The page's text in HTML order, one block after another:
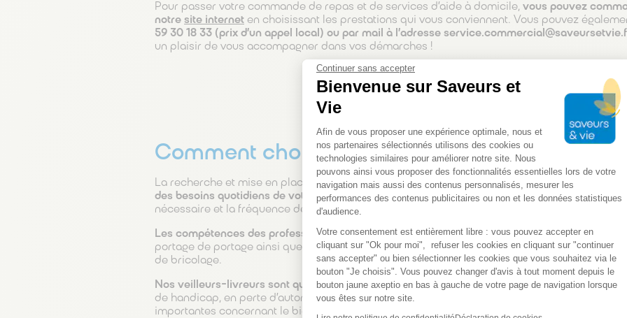
Pour passer votre commande de repas et de services d’aide à domicile, vous pouvez
notre site internet en choisissant les prestations qui vous conviennent. Vous pouvez
59 30 18 33 (prix d’un appel local) ou par mail à l’adresse
un plaisir de vous accompagner dans vos démarches !
Comment choisir un service d’aide à domicile ?
La recherche et mise en place d’une solution adaptée pour le maintien à domicile
des besoins quotidiens de votre proche. Cette analyse permet de déterminer le niveau
nécessaire et la fréquence des interventions souhaitée.
Les compétences des professionnels constituent un critère déterminant. Chez Saveurs et
portage de portage ainsi que des services d’aide à domicile comme l’assistance
de bricolage.
Nos veilleurs-livreurs sont qualifiéset ont de l’expérience dans l’accompagnement des
de handicap, en perte d’autonomie ou en convalescence. Ils sont en mesure de remonter
importantes concernant le bien-être et les besoins spécifiques de nos clients. Formés par
Continuer sans accepter
Bienvenue sur Saveurs et
Vie
Plateforme de Gestion du
Afin de vous proposer une expérience optimale, nous et
nos partenaires sélectionnés utilisons des cookies ou
technologies similaires pour améliorer notre site. Nous
pouvons ainsi vous proposer des fonctionnalités essentielles lors de votre
navigation mais aussi des contenus personnalisés, mesurer les
performances des contenus publicitaires ou non et les données statistiques
d'audience.
Votre consentement est entièrement libre : vous pouvez accepter en
cliquant sur "Ok pour moi", refuser les cookies en cliquant sur "continuer
sans accepter" ou bien sélectionner les cookies que vous souhaitez via le
bouton "Je choisis". Vous pouvez changer d'avis à tout moment depuis le
bouton jaune axeptio en bas à gauche de votre page de navigation lorsque
vous êtes sur notre site.